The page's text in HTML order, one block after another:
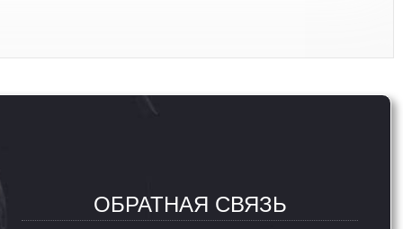
ОБРАТНАЯ СВЯЗЬ